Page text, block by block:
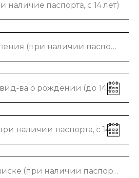
наличие паспорта, с 14 лет)
Код подразделения (при наличии паспорта, с 14 лет)
Дата выдачи свид-ва о рождении (до 14 лет)
Дата выдачи (при наличии паспорта, с 14 лет)
Адрес по прописке (при наличии паспорта, с 14 лет)